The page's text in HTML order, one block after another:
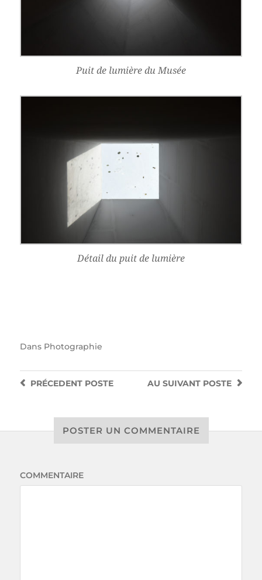
Puit de lumière du Musée
Détail du puit de lumière
Dans Photographie
AU SUIVANT POSTE
PRÉCEDENTPOSTE
POSTER UN COMMENTAIRE
COMMENTAIRE